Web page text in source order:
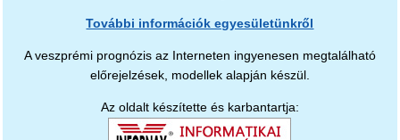
További információk egyesületünkről
A veszprémi prognózis az Interneten ingyenesen megtalálható
előrejelzések, modellek alapján készül.
Az oldalt készítette és karbantartja: